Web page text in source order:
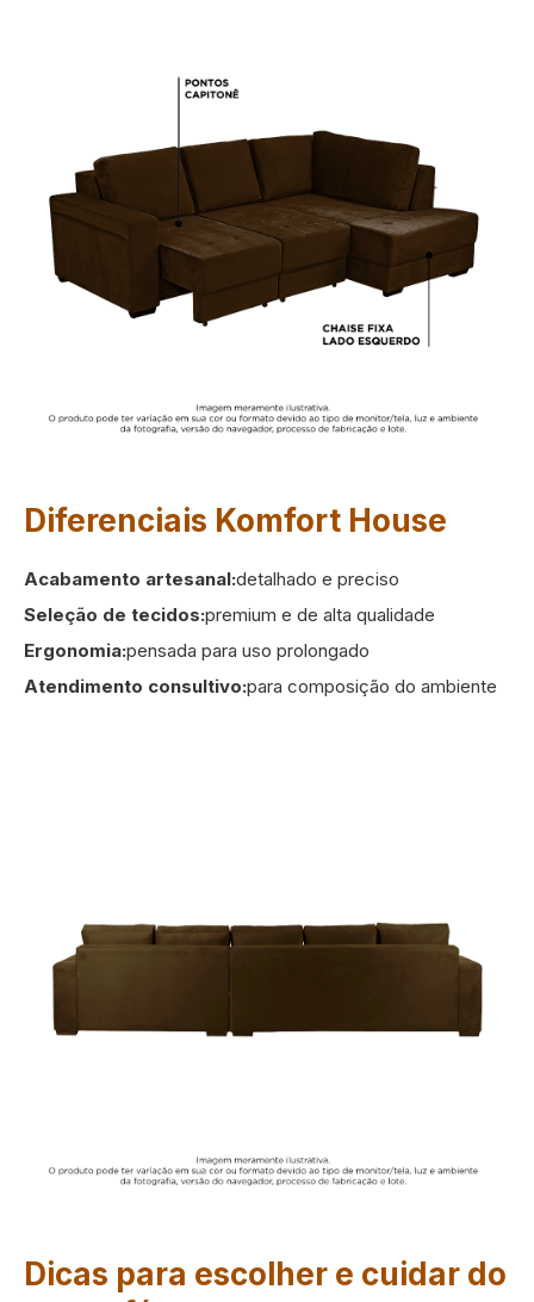
Diferenciais Komfort House
Acabamento artesanal:detalhado e preciso
Seleção de tecidos:premium e de alta qualidade
Ergonomia:pensada para uso prolongado
Atendimento consultivo:para composição do ambiente
Dicas para escolher e cuidar do